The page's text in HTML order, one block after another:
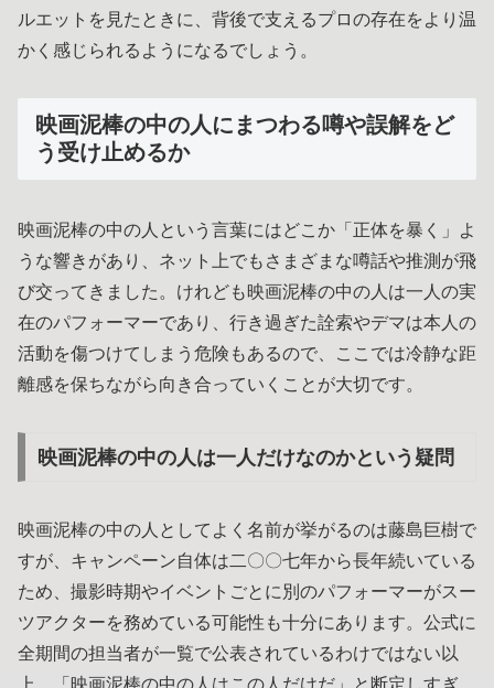
ルエットを見たときに、背後で支えるプロの存在をより温
かく感じられるようになるでしょう。
映画泥棒の中の人にまつわる噂や誤解をど
う受け止めるか
映画泥棒の中の人という言葉にはどこか「正体を暴く」よ
うな響きがあり、ネット上でもさまざまな噂話や推測が飛
び交ってきました。けれども映画泥棒の中の人は一人の実
在のパフォーマーであり、行き過ぎた詮索やデマは本人の
活動を傷つけてしまう危険もあるので、ここでは冷静な距
離感を保ちながら向き合っていくことが大切です。
映画泥棒の中の人は一人だけなのかという疑問
映画泥棒の中の人としてよく名前が挙がるのは藤島巨樹で
すが、キャンペーン自体は二〇〇七年から長年続いている
ため、撮影時期やイベントごとに別のパフォーマーがスー
ツアクターを務めている可能性も十分にあります。公式に
全期間の担当者が一覧で公表されているわけではない以
上、「映画泥棒の中の人はこの人だけだ」と断定しすぎ